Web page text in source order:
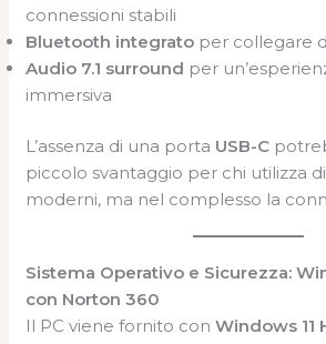
connessioni stabili
Bluetooth integrato per collegare
Audio 7.1 surround per
immersiva
L’assenza di una porta USB-C
piccolo svantaggio per chi utilizza
moderni, ma nel complesso la
Sistema Operativo e Sicurezza:
con Norton 360
Il PC viene fornito conWindows 11